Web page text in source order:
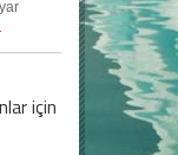
için